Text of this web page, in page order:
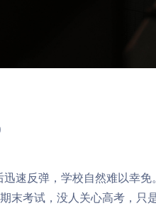
速反弹，学校自然难以幸免
末考试，没人关心高考，只